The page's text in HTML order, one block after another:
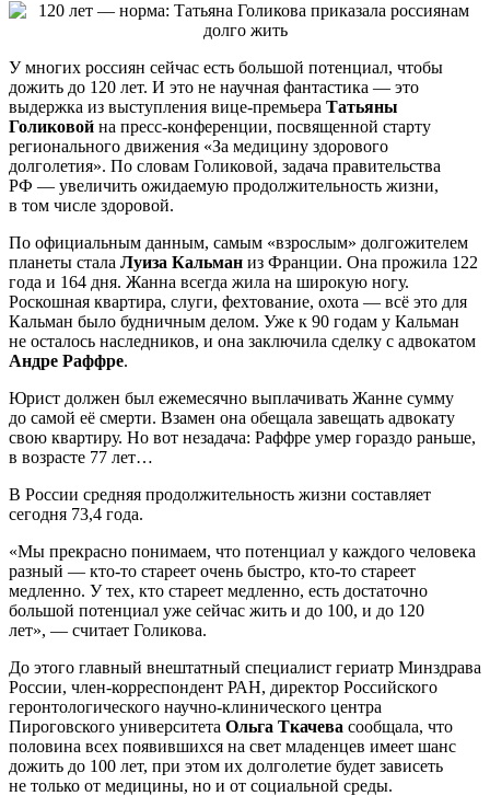
У многих россиян сейчас есть большой потенциал, чтобы
дожить до 120 лет. И это не научная фантастика — это
выдержка из выступления вице-премьера Татьяны
Голиковой на пресс-конференции, посвященной старту
регионального движения «За медицину здорового
долголетия». По словам Голиковой, задача правительства
РФ — увеличить ожидаемую продолжительность жизни,
в том числе здоровой.
По официальным данным, самым «взрослым» долгожителем
планеты стала Луиза Кальман из Франции. Она прожила 122
года и 164 дня. Жанна всегда жила на широкую ногу.
Роскошная квартира, слуги, фехтование, охота — всё это для
Кальман было будничным делом. Уже к 90 годам у Кальман
не осталось наследников, и она заключила сделку с адвокатом
Андре Раффре.
Юрист должен был ежемесячно выплачивать Жанне сумму
до самой её смерти. Взамен она обещала завещать адвокату
свою квартиру. Но вот незадача: Раффре умер гораздо раньше,
в возрасте 77 лет…
В России средняя продолжительность жизни составляет
сегодня 73,4 года.
«Мы прекрасно понимаем, что потенциал у каждого человека
разный — кто-то стареет очень быстро, кто-то стареет
медленно. У тех, кто стареет медленно, есть достаточно
большой потенциал уже сейчас жить и до 100, и до 120
лет», — считает Голикова.
До этого главный внештатный специалист гериатр Минздрава
России, член-корреспондент РАН, директор Российского
геронтологического научно-клинического центра
Пироговского университета Ольга Ткачева сообщала, что
половина всех появившихся на свет младенцев имеет шанс
дожить до 100 лет, при этом их долголетие будет зависеть
не только от медицины, но и от социальной среды.